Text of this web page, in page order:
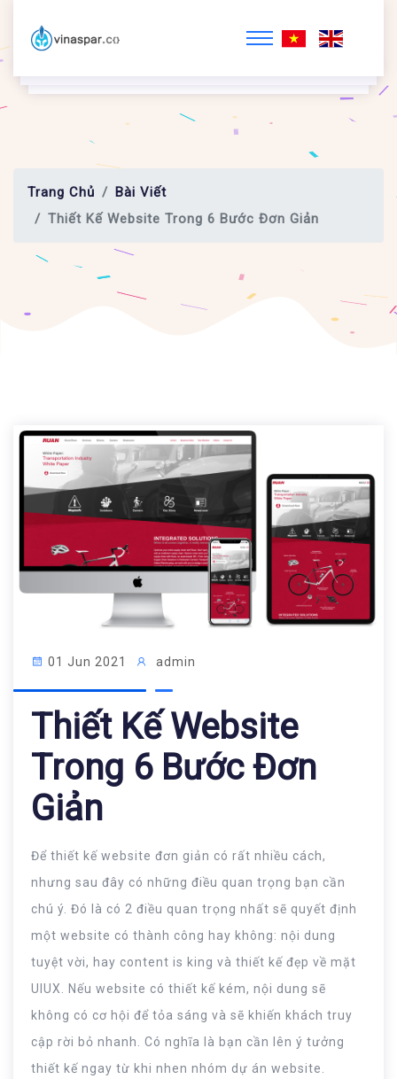
Trang Chủ
Bài Viết
Thiết Kế Website Trong 6 Bước Đơn Giản
01 Jun 2021 admin
Thiết Kế Website
Trong 6 Bước Đơn
Giản
Để thiết kế website đơn giản có rất nhiều cách,
nhưng sau đây có những điều quan trọng bạn cần
chú ý. Đó là có 2 điều quan trọng nhất sẽ quyết định
một website có thành công hay không: nội dung
tuyệt vời, hay content is king và thiết kế đẹp về mặt
UIUX. Nếu website có thiết kế kém, nội dung sẽ
không có cơ hội để tỏa sáng và sẽ khiến khách truy
cập rời bỏ nhanh. Có nghĩa là bạn cần lên ý tưởng
thiết kế ngay từ khi nhen nhóm dự án website.